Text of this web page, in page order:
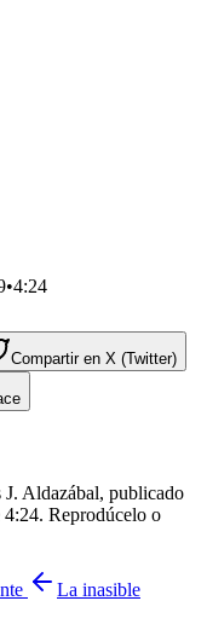
•4:24
Compartir en X (Twitter)
J. Aldazábal, publicado
Reprodúcelo o
La inasible